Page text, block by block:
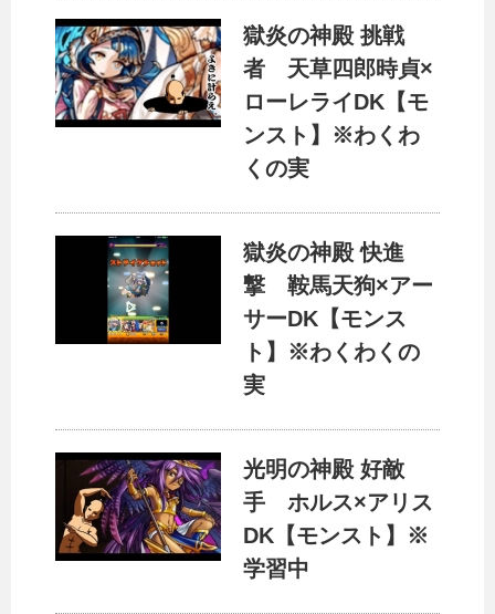
獄炎の神殿 挑戦
者 天草四郎時貞×
ローレライDK【モ
ンスト】※わくわ
くの実
獄炎の神殿 快進
撃 鞍馬天狗×アー
サーDK【モンス
ト】※わくわくの
実
光明の神殿 好敵
手 ホルス×アリス
DK【モンスト】※
学習中